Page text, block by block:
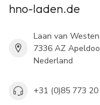
hno-laden.de
Laan van
7336 AZ
Nederland
+31 (0)85 773